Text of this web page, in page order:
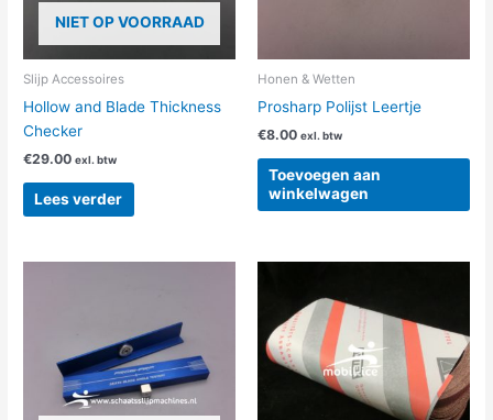
NIET OP VOORRAAD
Slijp Accessoires
Hollow and Blade Thickness
Checker
€29.00 exl. btw
Lees verder
Honen & Wetten
Prosharp Polijst Leertje
€8.00 exl. btw
Toevoegen aan
winkelwagen